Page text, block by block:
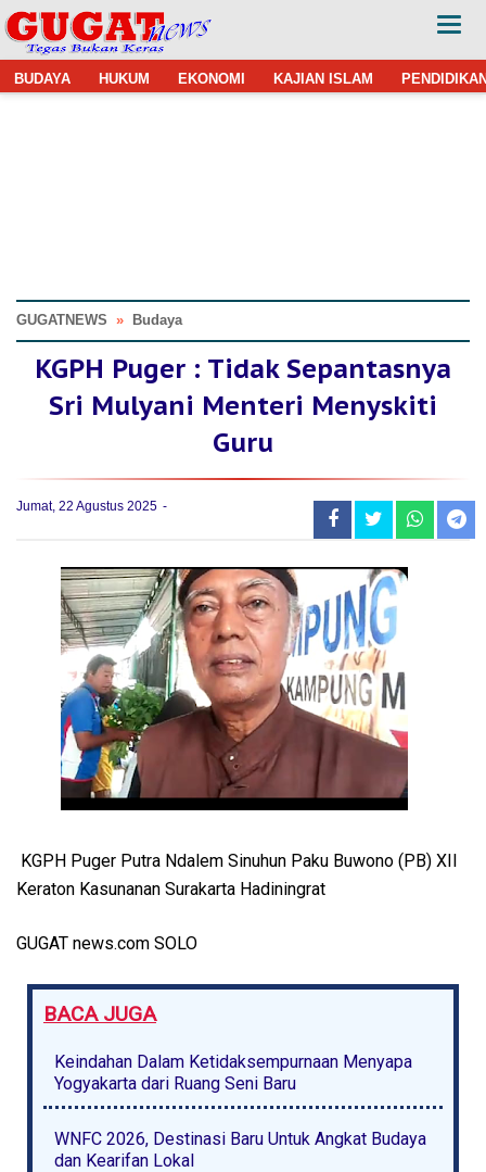
BUDAYA HUKUM EKONOMI KAJIAN ISLAM
GUGATNEWS » Budaya
KGPH Puger : Tidak Sepantasnya
Sri Mulyani Menteri Menyskiti
Guru
Jumat, 22 Agustus 2025
KGPH Puger Putra Ndalem Sinuhun Paku Buwono (PB) XII
Keraton Kasunanan Surakarta Hadiningrat
GUGAT news.com SOLO
BACA JUGA
Keindahan Dalam Ketidaksempurnaan Menyapa
Yogyakarta dari Ruang Seni Baru
WNFC 2026, Destinasi Baru Untuk Angkat Budaya
dan Kearifan Lokal